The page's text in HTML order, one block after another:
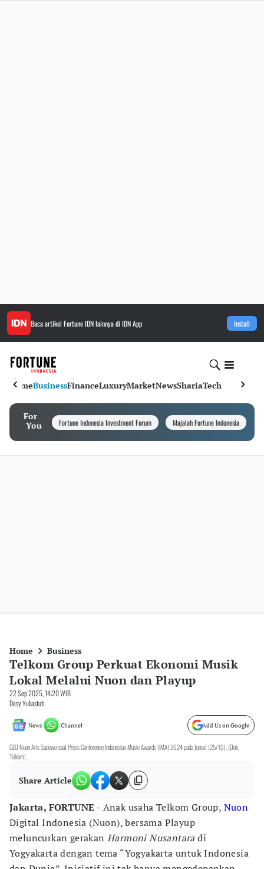
Baca artikel Fortune IDNlainnya di IDN App Install
HomeBusinessFinanceLuxuryMarketNewsShariaTech
For
You
Fortune Indonesia Investment Forum Majalah Fortune Indonesia
Home Business
Telkom Group Perkuat Ekonomi Musik
Lokal Melalui Nuon dan Playup
22 Sep 2025, 14:20 WIB
Desy Yuliastuti
News Channel Add Us on Google
CEO Nuon Aris Sudewo saat Press Conference Indonesian Music Awards (IMA) 2024 pada Jumat (25/10). (Dok.
Telkom)
Share Article
Jakarta, FORTUNE - Anak usaha Telkom Group, Nuon
Digital Indonesia (Nuon), bersama Playup
meluncurkan gerakan Harmoni Nusantaradi
Yogyakarta dengan tema “Yogyakarta untuk Indonesia